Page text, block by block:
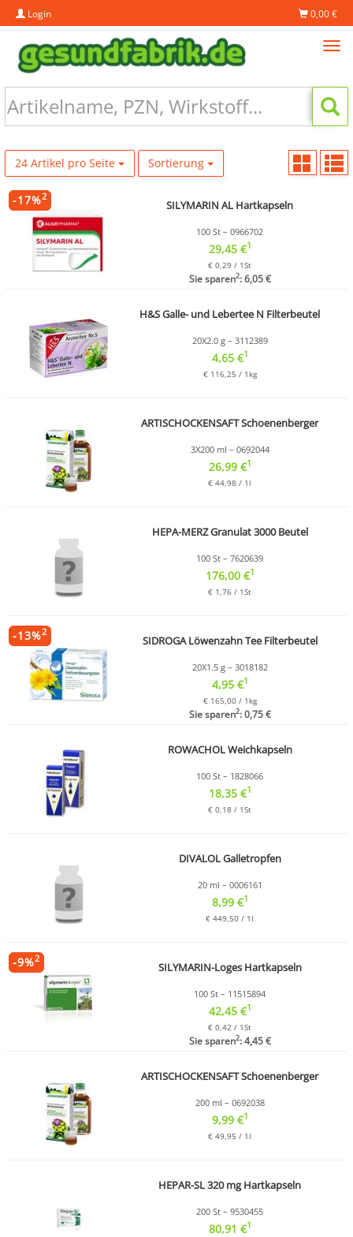
Login 0,00 €
24 Artikel pro Seite Sortierung
SILYMARIN AL Hartkapseln
100 St – 0966702
29,45 €1
€ 0,29 / 1St
Sie sparen2: 6,05 €
-17%2
H&S Galle- und Lebertee N Filterbeutel
20X2.0 g – 3112389
4,65 €1
€ 116,25 / 1kg
ARTISCHOCKENSAFT Schoenenberger
3X200 ml – 0692044
26,99 €1
€ 44,98 / 1l
HEPA-MERZ Granulat 3000 Beutel
100 St – 7620639
176,00 €1
€ 1,76 / 1St
SIDROGA Löwenzahn Tee Filterbeutel
20X1.5 g – 3018182
4,95 €1
€ 165,00 / 1kg
Sie sparen2: 0,75 €
-13%2
ROWACHOL Weichkapseln
100 St – 1828066
18,35 €1
€ 0,18 / 1St
DIVALOL Galletropfen
20 ml – 0006161
8,99 €1
€ 449,50 / 1l
SILYMARIN-Loges Hartkapseln
100 St – 11515894
42,45 €1
€ 0,42 / 1St
Sie sparen2: 4,45 €
-9%2
ARTISCHOCKENSAFT Schoenenberger
200 ml – 0692038
9,99 €1
€ 49,95 / 1l
HEPAR-SL 320 mg Hartkapseln
200 St – 9530455
80,91 €1